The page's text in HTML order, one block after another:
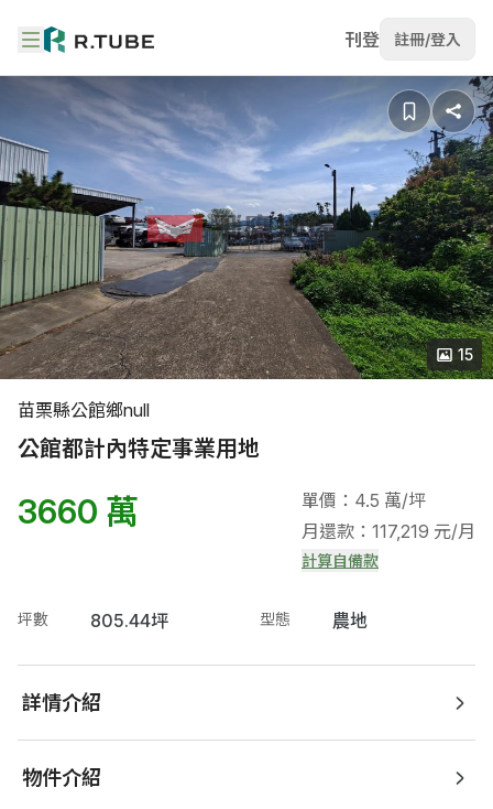
刊登 註冊/登入
苗栗縣公館鄉null
公館都計內特定事業用地
15
3660 萬
單價：4.5 萬/坪
月還款：117,219 元/月
計算自備款
坪數 805.44坪 型態 農地
詳情介紹
物件介紹